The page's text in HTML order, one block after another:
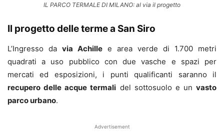
IL PARCO TERMALE DI MILANO: al via il progetto
Il progetto delle terme a San Siro
L’Ingresso da via Achille e area verde di 1.700 metri
quadrati a uso pubblico con due vasche e spazi per
mercati ed esposizioni, i punti qualificanti saranno il
recupero delle acque termali del sottosuolo e un vasto
parco urbano.
Advertisement